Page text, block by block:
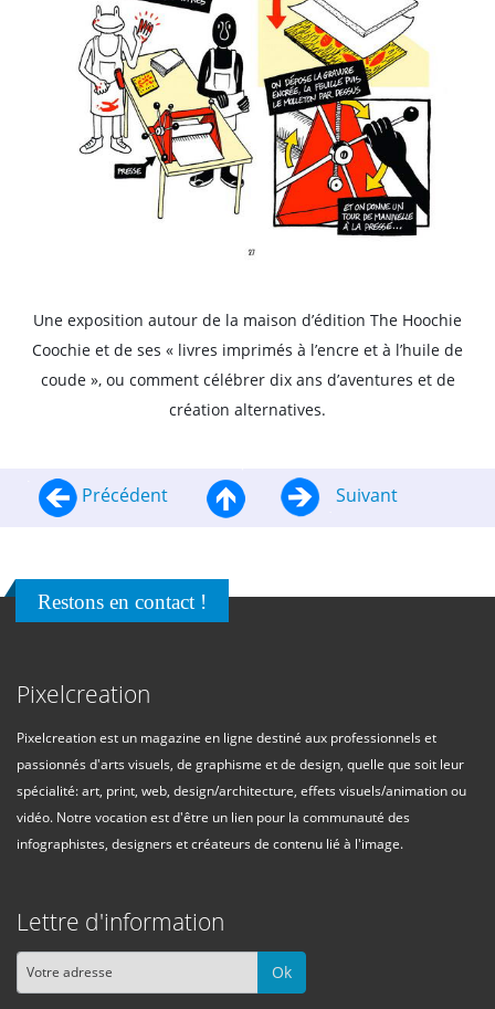
Une exposition autour de la maison d’édition The Hoochie
Coochie et de ses « livres imprimés à l’encre et à l’huile de
coude », ou comment célébrer dix ans d’aventures et de
création alternatives.
Précédent Suivant
Restons en contact !
Pixelcreation
Pixelcreation est un magazine en ligne destiné aux professionnels et
passionnés d'arts visuels, de graphisme et de design, quelle que soit leur
spécialité: art, print, web, design/architecture, effets visuels/animation ou
vidéo. Notre vocation est d'être un lien pour la communauté des
infographistes, designers et créateurs de contenu lié à l'image.
Lettre d'information
Ok